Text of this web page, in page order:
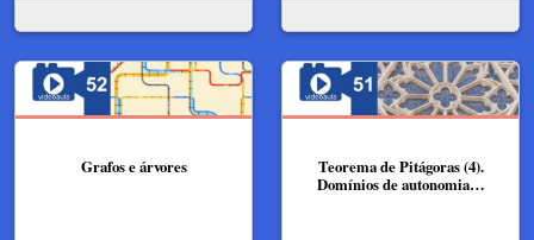
Grafos e árvores
Teorema de Pitágoras (4).
Domínios de autonomia…